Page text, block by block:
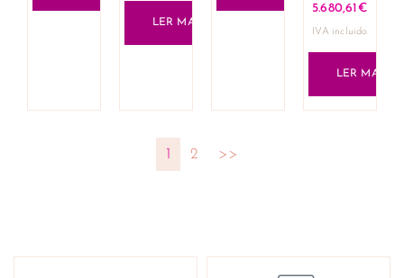
LER MAIS
5.680,61 €
IVA incluido
LER MAIS
1 2 >>